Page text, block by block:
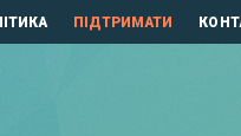
ПІДТРИМАТИ